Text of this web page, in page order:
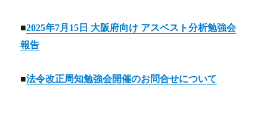
■2025年7月15日 大阪府向け アスベスト分析勉強会
報告
■法令改正周知勉強会開催のお問合せについて